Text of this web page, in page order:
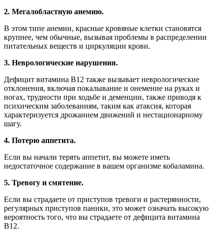
2. Мегалобластную анемию.
В этом типе анемии, красные кровяные клетки становятся
крупнее, чем обычные, вызывая проблемы в распределении
питательных веществ и циркуляции крови.
3. Неврологические нарушения.
Дефицит витамина B12 также вызывает неврологические
отклонения, включая покалывание и онемение на руках и
ногах, трудности при ходьбе и деменции, также приводя к
психическим заболеваниям, таким как атаксия, которая
характеризуется дрожанием движений и нестационарному
шагу.
4. Потерю аппетита.
Если вы начали терять аппетит, вы можете иметь
недостаточное содержание в вашем организме кобаламина.
5. Тревогу и смятение.
Если вы страдаете от приступов тревоги и растерянности,
регулярных приступов паники, это может означать высокую
вероятность того, что вы страдаете от дефицита витамина
В12.